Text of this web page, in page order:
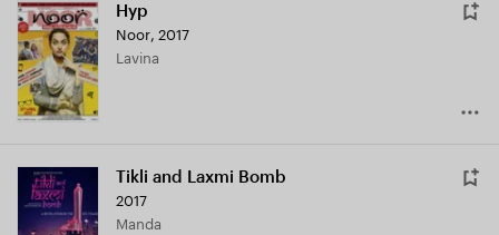
Нур
Noor, 2017
Lavina
Tikli and Laxmi Bomb
2017
Manda